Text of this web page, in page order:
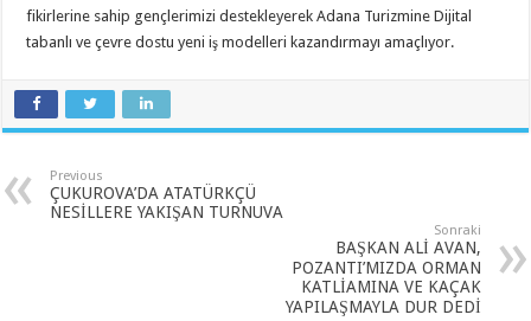
fikirlerine sahip gençlerimizi destekleyerek Adana Turizmine Dijital
tabanlı ve çevre dostu yeni iş modelleri kazandırmayı amaçlıyor.
Previous
ÇUKUROVA’DA ATATÜRKÇÜ
NESİLLERE YAKIŞAN TURNUVA
Sonraki
BAŞKAN ALİ AVAN,
POZANTI’MIZDA ORMAN
KATLİAMINA VE KAÇAK
YAPILAŞMAYLA DUR DEDİ